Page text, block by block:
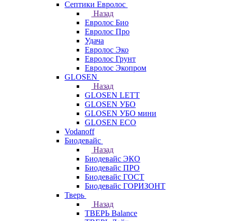
Септики Евролос
Назад
Евролос Био
Евролос Про
Удача
Евролос Эко
Евролос Грунт
Евролос Экопром
GLOSEN
Назад
GLOSEN LETT
GLOSEN УБО
GLOSEN УБО мини
GLOSEN ECO
Vodanoff
Биодевайс
Назад
Биодевайс ЭКО
Биодевайс ПРО
Биодевайс ГОСТ
Биодевайс ГОРИЗОНТ
Тверь
Назад
ТВЕРЬ Balance